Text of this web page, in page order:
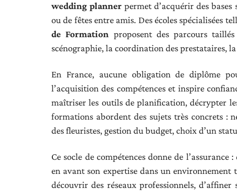
wedding planner permet d’acquérir des
ou de fêtes entre amis. Des écoles spécialisées
de Formation proposent des parcours
scénographie, la coordination des prestataires,
En France, aucune obligation de diplôme
l’acquisition des compétences et inspire
maîtriser les outils de planification, décrypter
formations abordent des sujets très concrets :
des fleuristes, gestion du budget, choix d’un
Ce socle de compétences donne de
en avant son expertise dans un
découvrir des réseaux professionnels,